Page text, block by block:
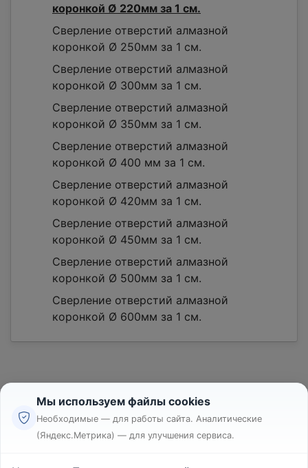
коронкой Ø 220мм за 1 см.
Сверление отверстий алмазной
коронкой Ø 250мм за 1 см.
Сверление отверстий алмазной
коронкой Ø 300мм за 1 см.
Сверление отверстий алмазной
коронкой Ø 350мм за 1 см.
Сверление отверстий алмазной
коронкой Ø 400 мм за 1 см.
Сверление отверстий алмазной
коронкой Ø 420мм за 1 см.
Сверление отверстий алмазной
коронкой Ø 450мм за 1 см.
Сверление отверстий алмазной
коронкой Ø 500мм за 1 см.
Сверление отверстий алмазной
коронкой Ø 600мм за 1 см.
Реклама
Мы используем файлы cookies
Необходимые — для работы сайта. Аналитические
(Яндекс.Метрика) — для улучшения сервиса.